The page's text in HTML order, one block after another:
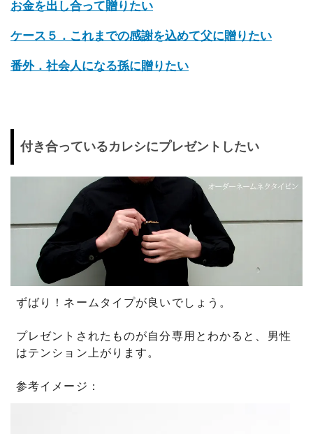
お金を出し合って贈りたい
ケース５．これまでの感謝を込めて父に贈りたい
番外．社会人になる孫に贈りたい
付き合っているカレシにプレゼントしたい
ずばり！ネームタイプが良いでしょう。
プレゼントされたものが自分専用とわかると、男性
はテンション上がります。
参考イメージ：